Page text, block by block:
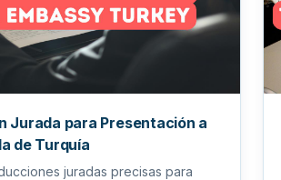
Jurada para Presentación a
de Turquía
juradas precisas para